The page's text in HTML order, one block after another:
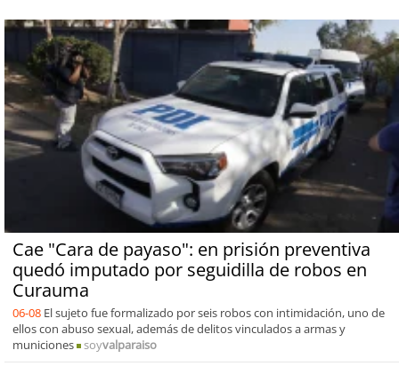
Cae "Cara de payaso": en prisión preventiva
quedó imputado por seguidilla de robos en
Curauma
06-08 El sujeto fue formalizado por seis robos con intimidación, uno de
ellos con abuso sexual, además de delitos vinculados a armas y
municiones
soyvalparaiso